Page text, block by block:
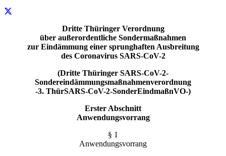
Dritte Thüringer Verordnung
über außerordentliche Sondermaßnahmen
zur Eindämmung einer sprunghaften Ausbreitung
des Coronavirus SARS-CoV-2
(Dritte Thüringer SARS-CoV-2-
Sondereindämmungsmaßnahmenverordnung
-3. ThürSARS-CoV-2-SonderEindmaßnVO-)
Erster Abschnitt
Anwendungsvorrang
§ 1
Anwendungsvorrang